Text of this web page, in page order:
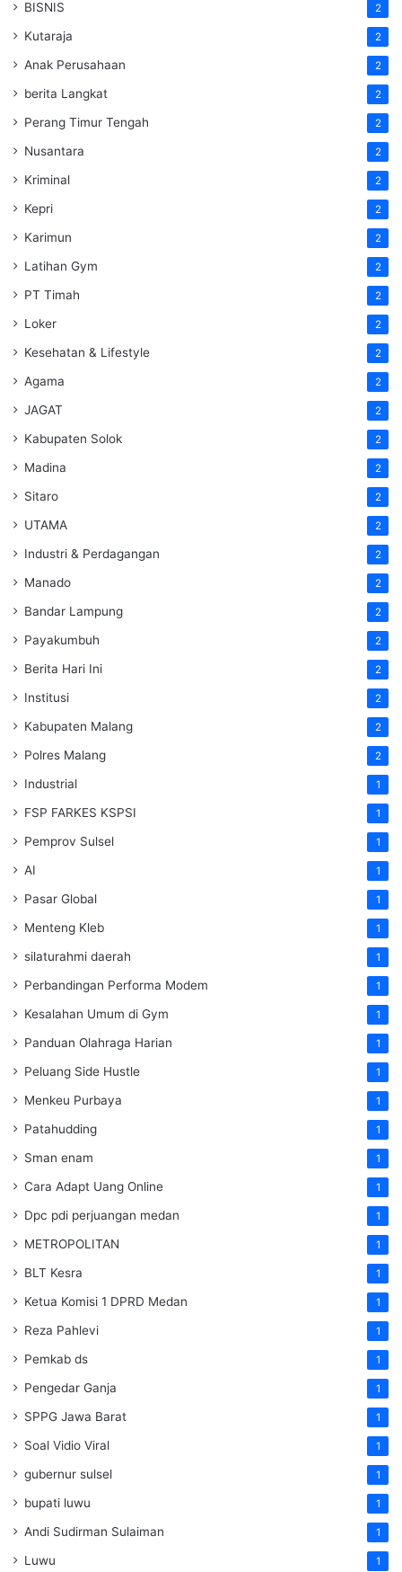
BISNIS 2
Kutaraja 2
Anak Perusahaan 2
berita Langkat 2
Perang Timur Tengah 2
Nusantara 2
Kriminal 2
Kepri 2
Karimun 2
Latihan Gym 2
PT Timah 2
Loker 2
Kesehatan & Lifestyle 2
Agama 2
JAGAT 2
Kabupaten Solok 2
Madina 2
Sitaro 2
UTAMA 2
Industri & Perdagangan 2
Manado 2
Bandar Lampung 2
Payakumbuh 2
Berita Hari Ini 2
Institusi 2
Kabupaten Malang 2
Polres Malang 2
Industrial 1
FSP FARKES KSPSI 1
Pemprov Sulsel 1
AI 1
Pasar Global 1
Menteng Kleb 1
silaturahmi daerah 1
Perbandingan Performa Modem 1
Kesalahan Umum di Gym 1
Panduan Olahraga Harian 1
Peluang Side Hustle 1
Menkeu Purbaya 1
Patahudding 1
Sman enam 1
Cara Adapt Uang Online 1
Dpc pdi perjuangan medan 1
METROPOLITAN 1
BLT Kesra 1
Ketua Komisi 1 DPRD Medan 1
Reza Pahlevi 1
Pemkab ds 1
Pengedar Ganja 1
SPPG Jawa Barat 1
Soal Vidio Viral 1
gubernur sulsel 1
bupati luwu 1
Andi Sudirman Sulaiman 1
Luwu 1